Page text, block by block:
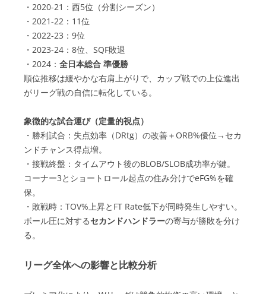
・2020-21：西5位（分割シーズン）
・2021-22：11位
・2022-23：9位
・2023-24：8位、SQF敗退
・2024： 全日本総合 準優勝
順位推移は緩やかな右肩上がりで、カップ戦での上位進出
がリーグ戦の自信に転化している。
象徴的な試合運び（定量的視点）
・勝利試合：失点効率（DRtg）の改善＋ORB%優位→セカ
ンドチャンス得点増。
・接戦終盤：タイムアウト後のBLOB/SLOB成功率が鍵。
コーナー3とショートロール起点の住み分けでeFG%を確
保。
・敗戦時：TOV%上昇とFT Rate低下が同時発生しやすい。
ボール圧に対するセカンドハンドラーの寄与が勝敗を分け
る。
リーグ全体への影響と比較分析